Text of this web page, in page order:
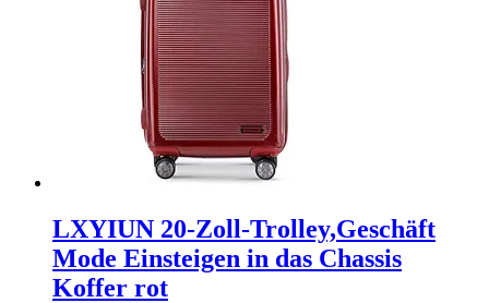
LXYIUN 20-Zoll-Trolley,Geschäft
Mode Einsteigen in das Chassis
Koffer rot